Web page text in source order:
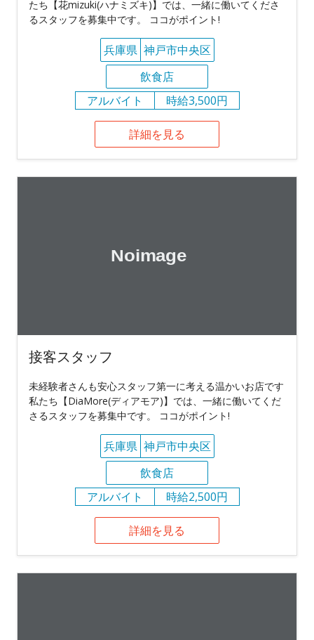
たち【花mizuki(ハナミズキ)】では、一緒に働いてくださ
るスタッフを募集中です。 ココがポイント!
兵庫県 神戸市中央区
飲食店
アルバイト
時給3,500円
詳細を見る
接客スタッフ
未経験者さんも安心スタッフ第一に考える温かいお店です
私たち【DiaMore(ディアモア)】では、一緒に働いてくだ
さるスタッフを募集中です。 ココがポイント!
兵庫県 神戸市中央区
飲食店
アルバイト
時給2,500円
詳細を見る